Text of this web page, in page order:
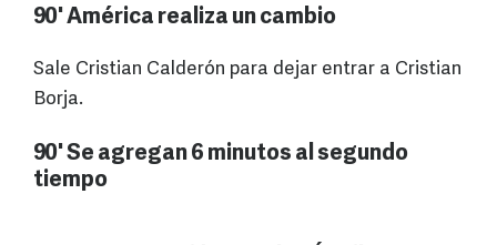
90' América realiza un cambio
Sale Cristian Calderón para dejar entrar a Cristian
Borja.
90' Se agregan 6 minutos al segundo
tiempo